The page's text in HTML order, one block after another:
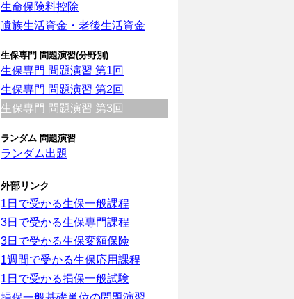
生命保険料控除
遺族生活資金・老後生活資金
生保専門 問題演習(分野別)
生保専門 問題演習 第1回
生保専門 問題演習 第2回
生保専門 問題演習 第3回
ランダム 問題演習
ランダム出題
外部リンク
1日で受かる生保一般課程
3日で受かる生保専門課程
3日で受かる生保変額保険
1週間で受かる生保応用課程
1日で受かる損保一般試験